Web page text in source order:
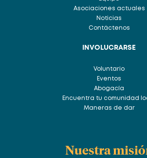
Asociaciones actuales
Noticias
Contáctenos
INVOLUCRARSE
Voluntario
Eventos
Abogacía
Encuentra tu comunidad
Maneras de dar
Nuestra